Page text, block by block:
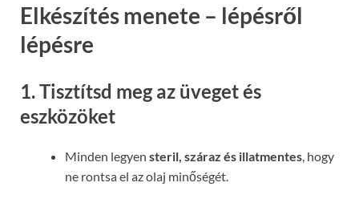
Elkészítés menete – lépésről
lépésre
1.Tisztítsd meg az üveget és
eszközöket
Minden legyen steril, száraz és illatmentes , hogy
ne rontsa el az olaj minőségét.